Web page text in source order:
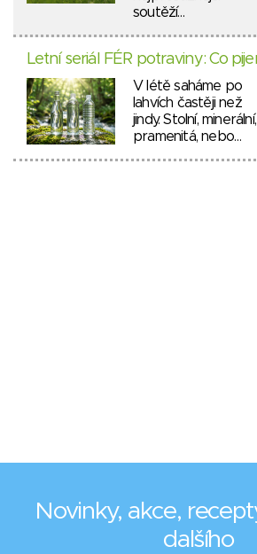
soutěží…
Letní seriál FÉR potraviny: Co
V létě saháme po
lahvích častěji než
jindy. Stolní, minerální,
pramenitá, nebo…
Novinky, akce,
dalšího